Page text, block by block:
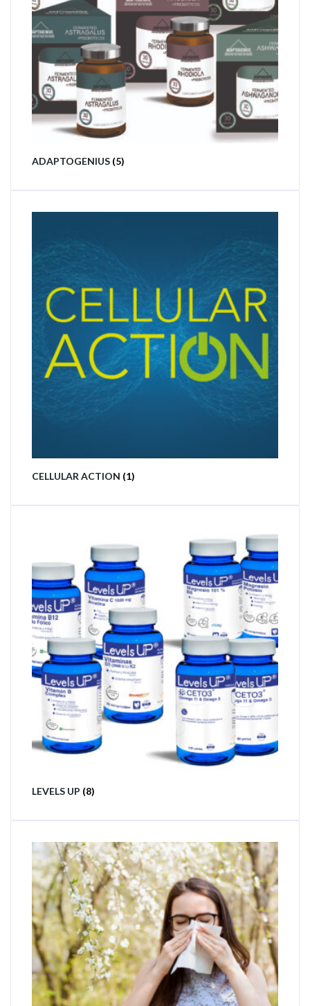
ADAPTOGENIUS (5)
CELLULAR ACTION (1)
LEVELS UP (8)